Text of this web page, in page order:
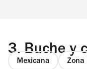
3. Buche y
Mexicana Zona